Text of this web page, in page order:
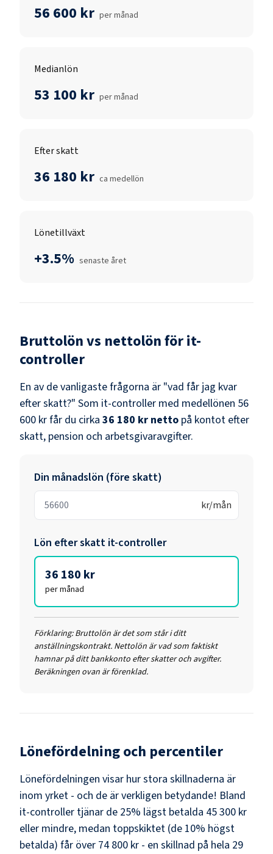
56 600 kr per månad
Medianlön
53 100 kr per månad
Efter skatt
36 180 kr ca medellön
Lönetillväxt
+3.5% senaste året
Bruttolön vs nettolön förit-
controller
En av de vanligaste frågorna är "vad får jag kvar
efter skatt?" Som it-controller med medellönen 56
600 krfår du cirka 36 180 kr netto på kontot efter
skatt, pension och arbetsgivaravgifter.
Din månadslön (före skatt)
kr/mån
Lön efter skatt it-controller
36 180 kr
per månad
Förklaring: Bruttolön är det som står i ditt
anställningskontrakt. Nettolön är vad som faktiskt
hamnar på ditt bankkonto efter skatter och avgifter.
Beräkningen ovan är förenklad.
Lönefördelning och percentiler
Lönefördelningen visar hur stora skillnaderna är
inom yrket - och de är verkligen betydande! Bland
it-controller tjänar de 25% lägst betalda 45 300 kr
eller mindre, medan toppskiktet (de 10% högst
betalda) får över 74 800 kr - en skillnad på hela 29